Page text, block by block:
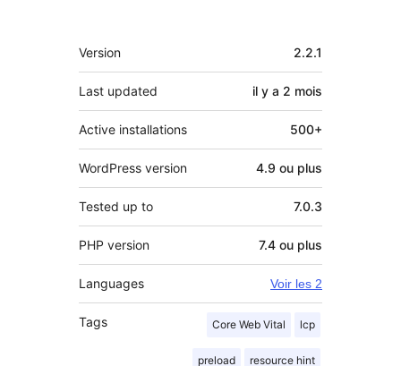
Méta
Version 2.2.1
Last updated il y a 2 mois
Active installations 500+
WordPress version 4.9 ou plus
Tested up to 7.0.3
PHP version 7.4 ou plus
Languages Voir les 2
Tags Core Web Vital lcp
preload resource hint